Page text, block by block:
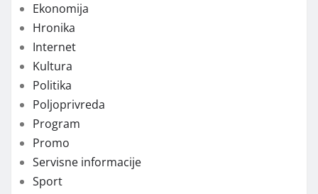
Ekonomija
Hronika
Internet
Kultura
Politika
Poljoprivreda
Program
Promo
Servisne informacije
Sport